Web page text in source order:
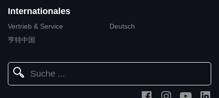
Internationales
Vertrieb & Service
Deutsch
亨特中国